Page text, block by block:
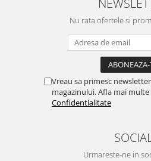
Nu rata ofertele si
Vreau sa primesc
magazinului. Afla mai multe
Confidentialitate
Urmareste-ne in